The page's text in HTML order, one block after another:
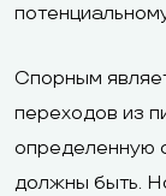
Спорным
переходов из
определенную
должны быть.